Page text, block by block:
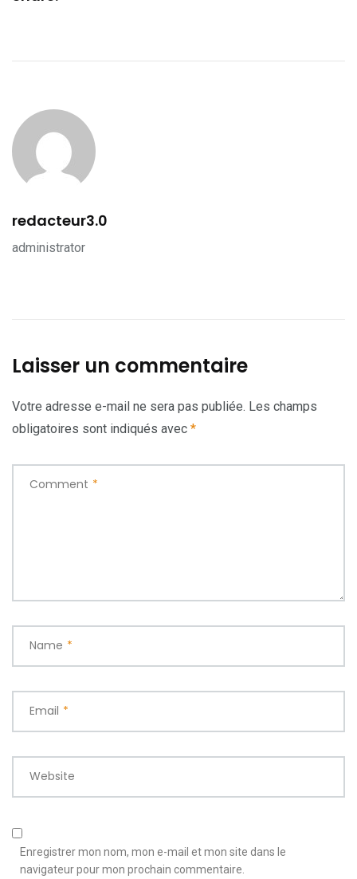
redacteur3.0
administrator
Laisser un commentaire
Votre adresse e-mail ne sera pas publiée. Les champs
obligatoires sont indiqués avec *
Comment *
Name *
Email *
Website
Enregistrer mon nom, mon e-mail et mon site dans le
navigateur pour mon prochain commentaire.